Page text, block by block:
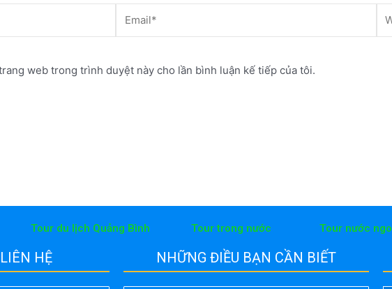
web trong trình duyệt này cho lần bình luận kế tiếp của tôi.
Tour du lịch Quảng Bình Tour trong nước Tour nước
HỆ NHỮNG ĐIỀU BẠN CẦN BIẾT